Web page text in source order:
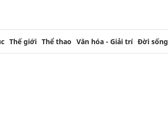
Thế giới Thể thao Văn hóa - Giải trí Đời sống